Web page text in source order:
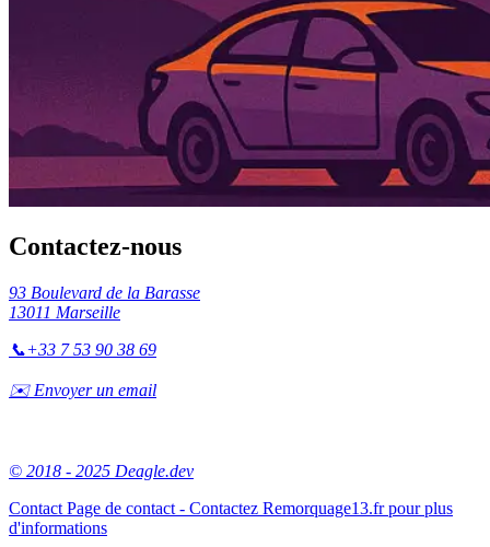
Contactez-nous
93 Boulevard de la Barasse
13011 Marseille
📞+33 7 53 90 38 69
✉️ Envoyer un email
© 2018 - 2025 Deagle.dev
Contact Page de contact - Contactez Remorquage13.fr pour plus
d'informations